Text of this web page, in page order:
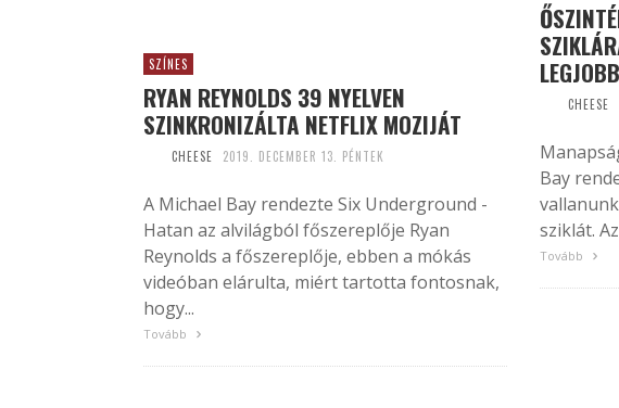
CHEESE
Bay
sziklát.
Tovább
SZÍNES
RYAN REYNOLDS 39 NYELVEN
SZINKRONIZÁLTA NETFLIX MOZIJÁT
CHEESE 2019. DECEMBER 13. PÉNTEK
A Michael Bay rendezte Six Underground -
Hatan az alvilágból főszereplője Ryan
Reynolds a főszereplője, ebben a mókás
videóban elárulta, miért tartotta fontosnak,
hogy...
Tovább